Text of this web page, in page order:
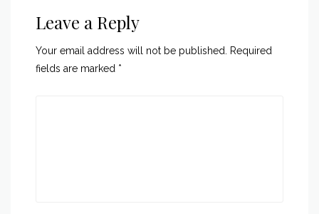
Leave a Reply
Your email address will not be published.
Required
fields are marked *